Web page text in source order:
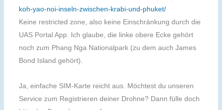
koh-yao-noi-inseln-zwischen-krabi-und-phuket/
Keine restricted zone, also keine Einschränkung durch die
UAS Portal App. Ich glaube, die linke obere Ecke gehört
noch zum Phang Nga Nationalpark (zu dem auch James
Bond Island gehört).
Ja, einfache SIM-Karte reicht aus. Möchtest du unseren
Service zum Registrieren deiner Drohne? Dann fülle doch